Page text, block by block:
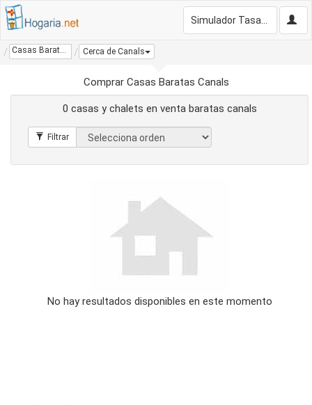
Casas Baratas Canals Cerca de Canals
Comprar Casas Baratas Canals
0 casas y chalets en venta baratas canals
No hay resultados disponibles en este momento